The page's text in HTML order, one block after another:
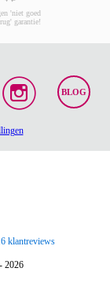
'niet goed
garantie!
BLOG
klantreviews
2026